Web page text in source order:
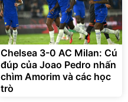
Chelsea 3-0 AC Milan: Cú
đúp của Joao Pedro nhấn
chìm Amorim và các học
trò